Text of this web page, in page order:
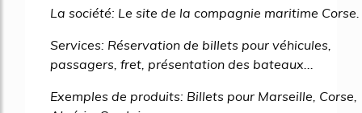
La société: Le site de la compagnie maritime Corse.
Services: Réservation de billets pour véhicules,
passagers, fret, présentation des bateaux...
Exemples de produits: Billets pour Marseille, Corse,